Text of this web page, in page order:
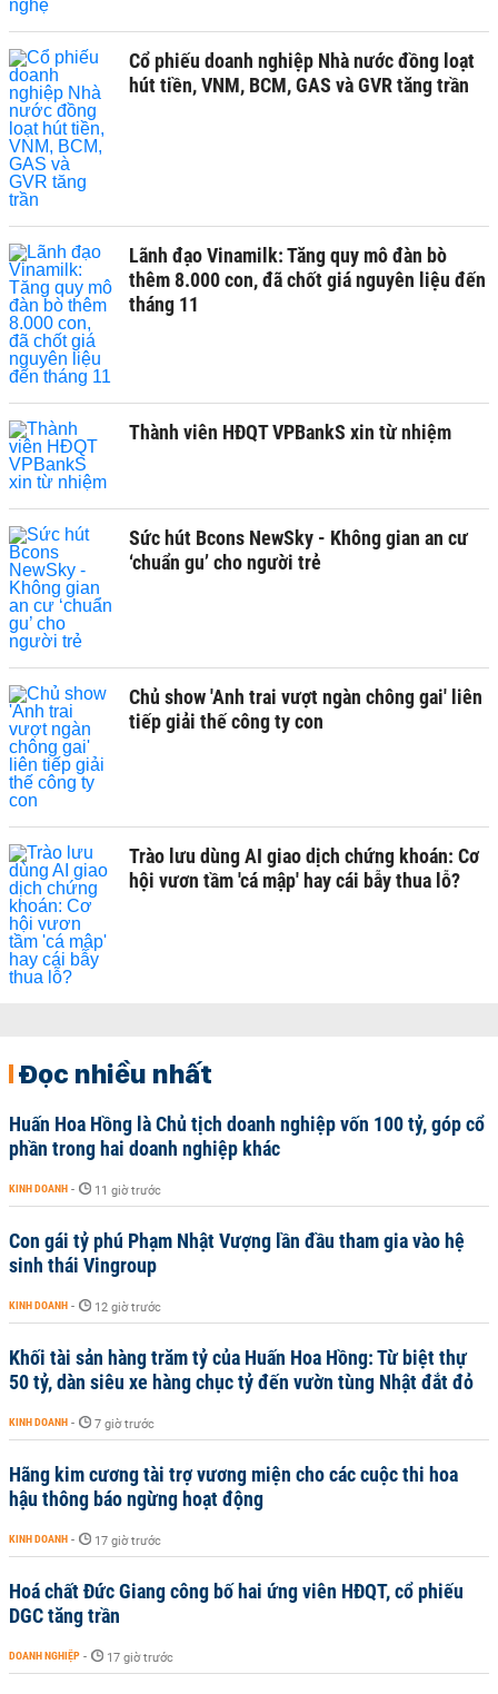
Cổ phiếu doanh nghiệp Nhà nước đồng loạt
hút tiền, VNM, BCM, GAS và GVR tăng trần
Lãnh đạo Vinamilk: Tăng quy mô đàn bò
thêm 8.000 con, đã chốt giá nguyên liệu đến
tháng 11
Thành viên HĐQT VPBankS xin từ nhiệm
Sức hút Bcons NewSky - Không gian an cư
‘chuẩn gu’ cho người trẻ
Chủ show 'Anh trai vượt ngàn chông gai' liên
tiếp giải thế công ty con
Trào lưu dùng AI giao dịch chứng khoán: Cơ
hội vươn tầm 'cá mập' hay cái bẫy thua lỗ?
Đọc nhiều nhất
Huấn Hoa Hồng là Chủ tịch doanh nghiệp vốn 100 tỷ, góp cổ
phần trong hai doanh nghiệp khác
KINH DOANH - 11 giờ trước
Con gái tỷ phú Phạm Nhật Vượng lần đầu tham gia vào hệ
sinh thái Vingroup
KINH DOANH - 12 giờ trước
Khối tài sản hàng trăm tỷ của Huấn Hoa Hồng: Từ biệt thự
50 tỷ, dàn siêu xe hàng chục tỷ đến vườn tùng Nhật đắt đỏ
KINH DOANH - 7 giờ trước
Hãng kim cương tài trợ vương miện cho các cuộc thi hoa
hậu thông báo ngừng hoạt động
KINH DOANH - 17 giờ trước
Hoá chất Đức Giang công bố hai ứng viên HĐQT, cổ phiếu
DGC tăng trần
DOANH NGHIỆP - 17 giờ trước